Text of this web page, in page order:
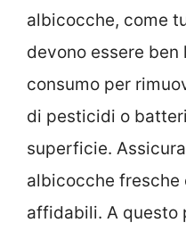
albicocche, come
devono essere
consumo per
di pesticidi o
superficie.
albicocche
affidabili. A questo